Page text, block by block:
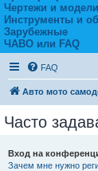
Чертежи и модели
Инструменты и
Зарубежные
ЧАВО или FAQ
FAQ
Авто мото
Часто
Вход на
Зачем мне нужно